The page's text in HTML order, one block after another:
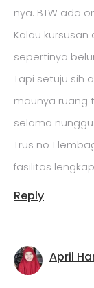
nya. BTW ada
Kalau kursusan
sepertinya
Tapi setuju sih
maunya ruang
selama
Trus no 1
fasilitas
Reply
April